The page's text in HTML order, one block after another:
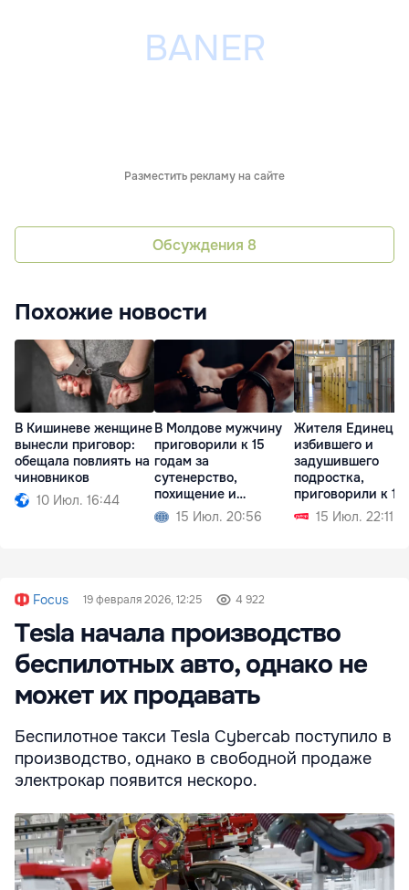
Разместить рекламу на сайте
Обсуждения 8
Похожие новости
В Кишиневе женщине
вынесли приговор:
обещала повлиять на
чиновников
10 Июл. 16:44
В Молдове мужчину
приговорили к 15
годам за
сутенерство,
похищение и
изнасилование
15 Июл. 20:56
Жителя Единец,
избившего и
задушившего
подростка,
приговорили к 18
годам тюрьмы
15 Июл. 22:11
Focus 19 февраля 2026, 12:25 4 922
Tesla начала производство
беспилотных авто, однако не
может их продавать
Беспилотное такси Tesla Cybercab поступило в
производство, однако в свободной продаже
электрокар появится нескоро.